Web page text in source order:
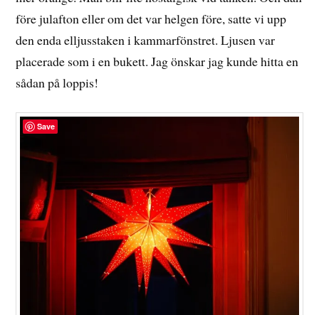
före julafton eller om det var helgen före, satte vi upp
den enda elljusstaken i kammarfönstret. Ljusen var
placerade som i en bukett. Jag önskar jag kunde hitta en
sådan på loppis!
Save